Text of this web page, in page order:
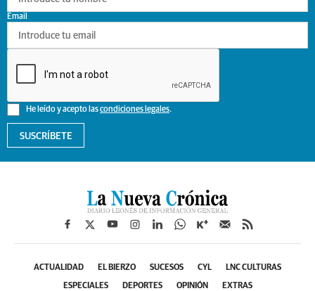
He leído y acepto lascondiciones legales.
Email
SUSCRÍBETE
ACTUALIDAD EL BIERZO SUCESOS CYL LNC CULTURAS
ESPECIALES DEPORTES OPINIÓN EXTRAS